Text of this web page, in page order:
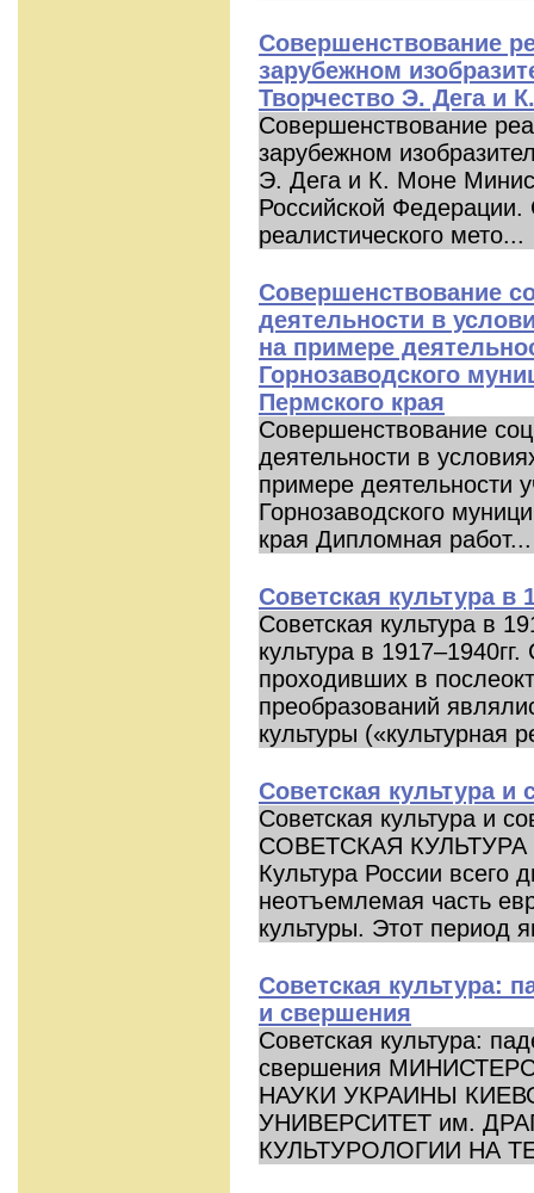
Совершенствование
зарубежном
Творчество Э. Дега и
Совершенствование
зарубежном
Э. Дега и К. Моне
Российской
реалистического мето...
Совершенствование
деятельности в
на примере
Горнозаводского
Пермского края
Совершенствование
деятельности в
примере деятельности
Горнозаводского
края Дипломная работ...
Советская культура в
Советская культура в
культура в
проходивших в
преобразований
культуры («культурная
Советская культура и
Советская культура и
СОВЕТСКАЯ
Культура России всего
неотъемлемая часть
культуры. Этот период
Советская культура:
и свершения
Советская культура:
свершения
НАУКИ УКРАИНЫ
УНИВЕРСИТЕТ им.
КУЛЬТУРОЛОГИИ НА